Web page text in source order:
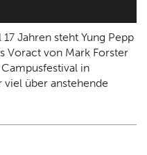
Jahren steht Yung Pepp
Voract von Mark Forster
in
über anstehende